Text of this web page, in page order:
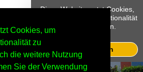
Cookies, um
zu
die weitere Nutzung
Sie der Verwendung
Diese Website nutzt Cookies,
um bestmögliche Funktionalität
bieten zu können.
Ok, verstanden